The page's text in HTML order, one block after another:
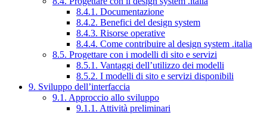
8.4.1. Documentazione
8.4.2. Benefici del design system
8.4.3. Risorse operative
8.4.4. Come contribuire al design system .italia
8.5. Progettare con i modelli di sito e servizi
8.5.1. Vantaggi dell’utilizzo dei modelli
8.5.2. I modelli di sito e servizi disponibili
9. Sviluppo dell’interfaccia
9.1. Approccio allo sviluppo
9.1.1. Attività preliminari